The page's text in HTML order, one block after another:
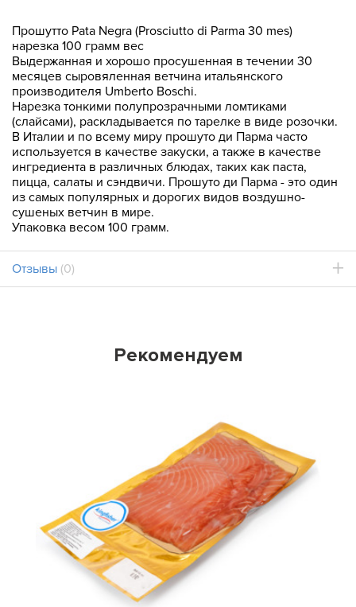
Прошутто Pata Negra (Prosciutto di Parma 30 mes)
нарезка 100 грамм вес
Выдержанная и хорошо просушенная в течении 30
месяцев сыровяленная ветчина итальянского
производителя Umberto Boschi.
Нарезка тонкими полупрозрачными ломтиками
(слайсами), раскладывается по тарелке в виде розочки.
В Италии и по всему миру прошуто ди Парма часто
используется в качестве закуски, а также в качестве
ингредиента в различных блюдах, таких как паста,
пицца, салаты и сэндвичи. Прошуто ди Парма - это один
из самых популярных и дорогих видов воздушно-
сушеных ветчин в мире.
Упаковка весом 100 грамм.
Отзывы (0)
Рекомендуем